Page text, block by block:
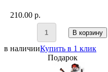
210.00 p.
В корзину
в наличииКупить в 1 клик
Подарок